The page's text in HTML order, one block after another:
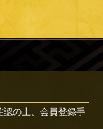
認の上、会員登録手